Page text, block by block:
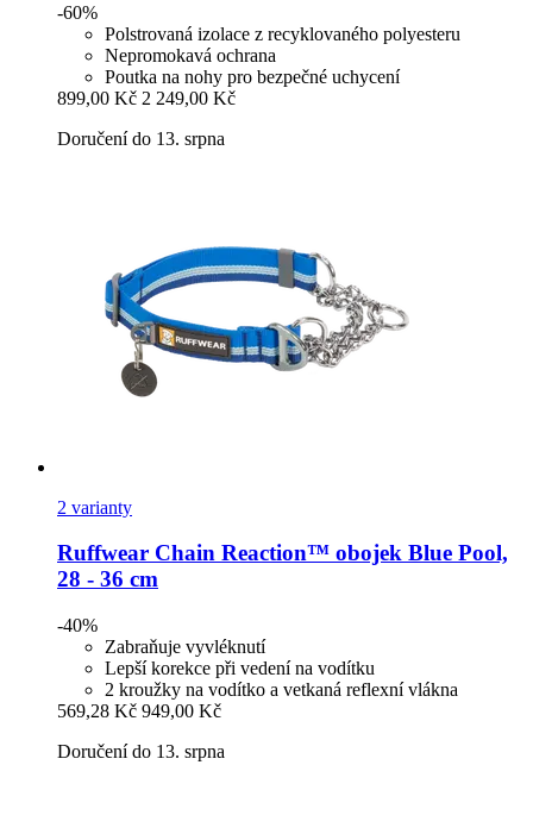
-60%
Polstrovaná izolace z recyklovaného polyesteru
Nepromokavá ochrana
Poutka na nohy pro bezpečné uchycení
899,00 Kč 2 249,00 Kč
Doručení do 13. srpna
2 varianty
Ruffwear Chain Reaction™ obojek Blue Pool,
28 -​ 36 cm
-40%
Zabraňuje vyvléknutí
Lepší korekce při vedení na vodítku
2 kroužky na vodítko a vetkaná reflexní vlákna
569,28 Kč 949,00 Kč
Doručení do 13. srpna